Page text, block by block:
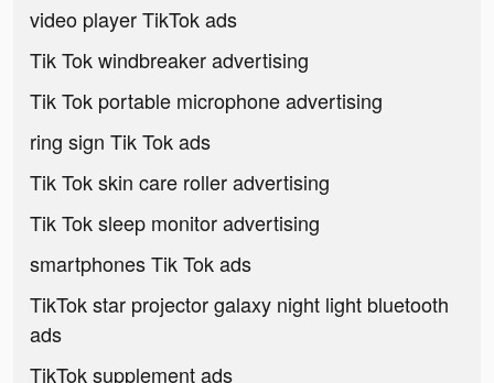
video player TikTok ads
Tik Tok windbreaker advertising
Tik Tok portable microphone advertising
ring sign Tik Tok ads
Tik Tok skin care roller advertising
Tik Tok sleep monitor advertising
smartphones Tik Tok ads
TikTok star projector galaxy night light bluetooth
ads
TikTok supplement ads